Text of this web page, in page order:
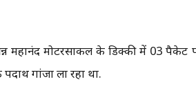
महानंद मोटरसाकल के डिक्की में 03 पैकेट
गांजा ला रहा था.